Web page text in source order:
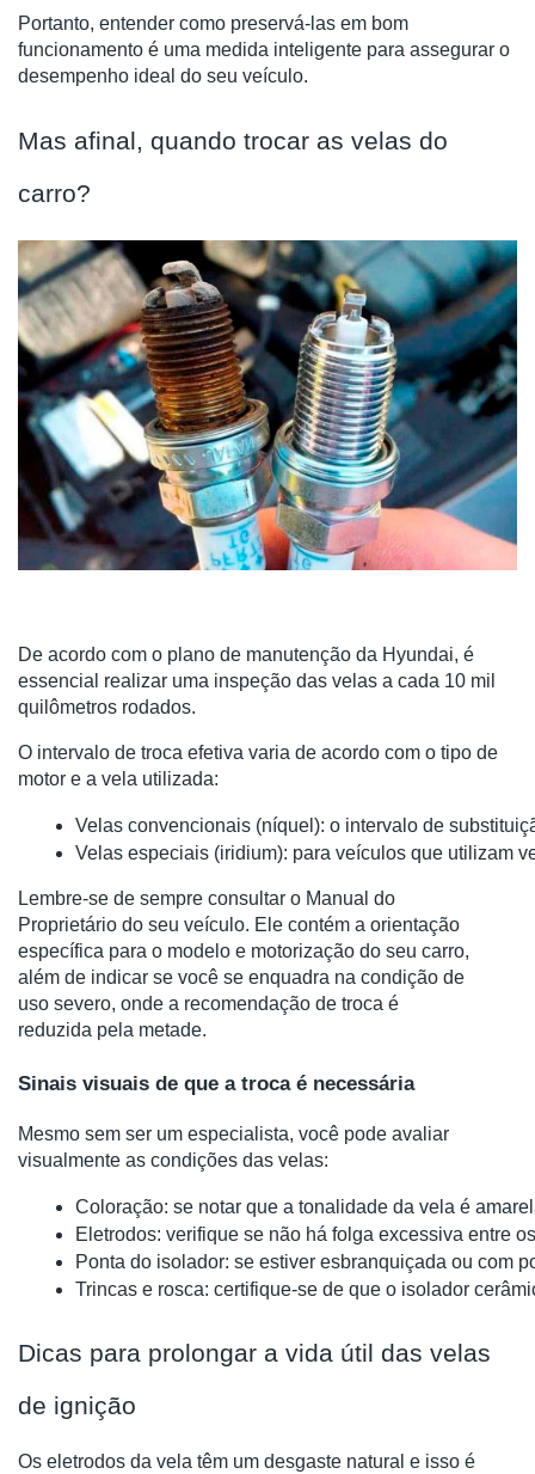
Portanto, entender como preservá-las em bom
funcionamento é uma medida inteligente para assegurar o
desempenho ideal do seu veículo.
Mas afinal, quando trocar as velas do
carro?
De acordo com o plano de manutenção da Hyundai, é
essencial realizar uma inspeção das velas a cada 10 mil
quilômetros rodados.
O intervalo de troca efetiva varia de acordo com o tipo de
motor e a vela utilizada:
Velas convencionais (níquel): o intervalo de
Velas especiais (iridium): para veículos que utilizam
Lembre-se de sempre consultar o Manual do
Proprietário do seu veículo. Ele contém a orientação
específica para o modelo e motorização do seu carro,
além de indicar se você se enquadra na condição de
uso severo, onde a recomendação de troca é
reduzida pela metade.
Sinais visuais de que a troca é necessária
Mesmo sem ser um especialista, você pode avaliar
visualmente as condições das velas:
Coloração: se notar que a tonalidade da vela é
Eletrodos: verifique se não há folga excessiva entre
Ponta do isolador: se estiver esbranquiçada ou com
Trincas e rosca: certifique-se de que o isolador
Dicas para prolongar a vida útil das velas
de ignição
Os eletrodos da vela têm um desgaste natural e isso é